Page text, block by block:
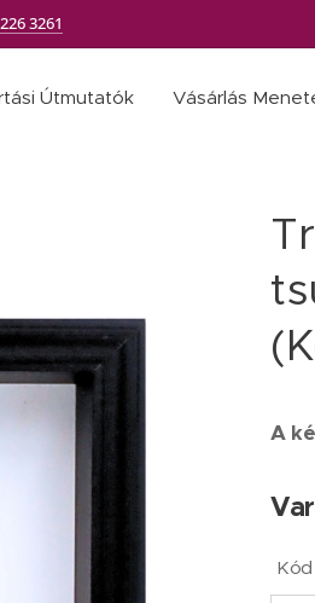
3261
Útmutatók Vásárlás
A
Kód